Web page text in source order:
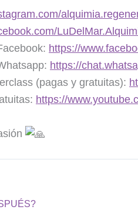
https://
https://
(pagas y gratuitas):
https://